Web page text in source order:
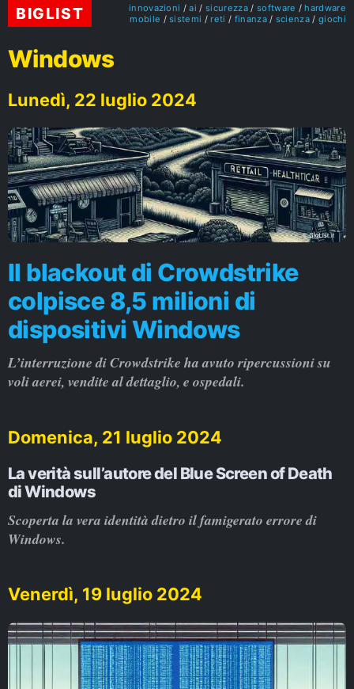
BIGLIST innovazioni ai sicurezza software
hardware
mobile
sistemi reti finanza scienza giochi
Windows
Lunedì, 22 luglio 2024
Il blackout di Crowdstrike
colpisce 8,5 milioni di
dispositivi Windows
L’interruzione di Crowdstrike ha avuto ripercussioni su
voli aerei, vendite al dettaglio, e ospedali.
Domenica, 21 luglio 2024
La verità sull’autore del Blue Screen of Death
di Windows
Scoperta la vera identità dietro il famigerato errore di
Windows.
Venerdì, 19 luglio 2024